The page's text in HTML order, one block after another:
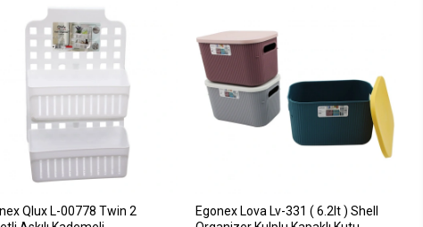
Qlux L-00778 Twin 2
Egonex Lova Lv-331 ( 6.2lt ) Shell